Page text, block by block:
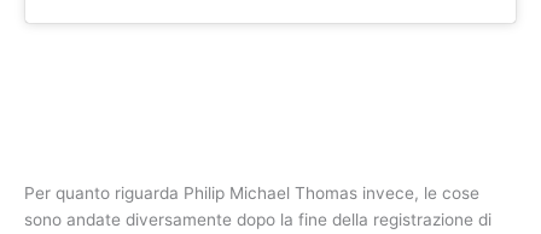
Per quanto riguarda Philip Michael Thomas invece, le cose
sono andate diversamente dopo la fine della registrazione di